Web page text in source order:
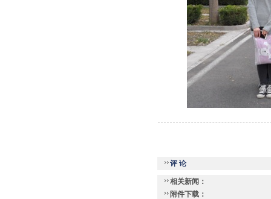
评 论
相关新闻：
附件下载：